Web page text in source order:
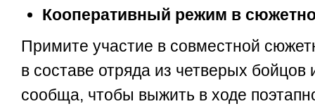
Кооперативный режим в
Примите участие в совместной
в составе отряда из четверых бойцов
сообща, чтобы выжить в ходе